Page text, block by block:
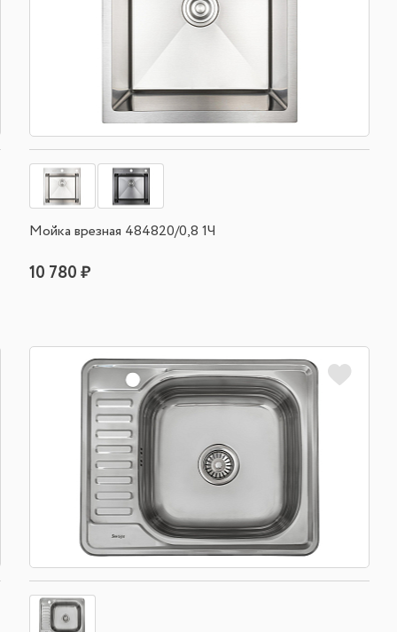
Мойка врезная 484820/0,8 1Ч
10 780 ₽